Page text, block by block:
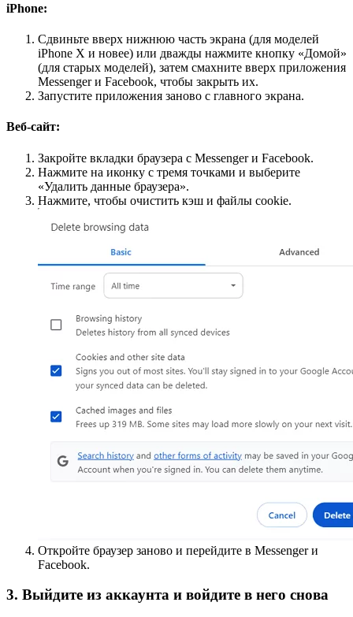
iPhone:
Сдвиньте вверх нижнюю часть экрана (для моделей
iPhone X и новее) или дважды нажмите кнопку «Домой»
(для старых моделей), затем смахните вверх приложения
Messenger и Facebook, чтобы закрыть их.
Запустите приложения заново с главного экрана.
Веб-сайт:
Закройте вкладки браузера с Messenger и Facebook.
Нажмите на иконку с тремя точками и выберите
«Удалить данные браузера».
Нажмите, чтобы очистить кэш и файлы cookie.
Откройте браузер заново и перейдите в Messenger и
Facebook.
3. Выйдите из аккаунта и войдите в него снова